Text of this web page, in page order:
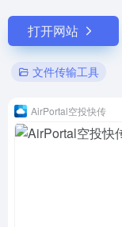
打开网站
文件传输工具
AirPortal空投快传